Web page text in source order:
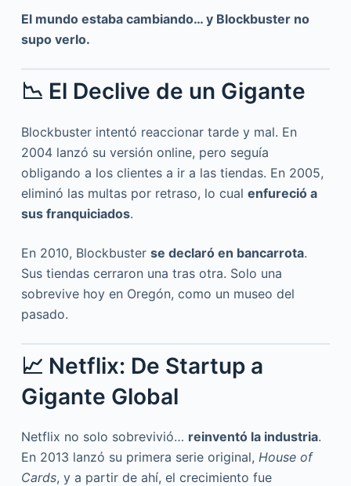
El mundo estaba cambiando… y Blockbuster no
supo verlo.
📉 El Declive de un Gigante
Blockbuster intentó reaccionar tarde y mal. En
2004 lanzó su versión online, pero seguía
obligando a los clientes a ir a las tiendas. En 2005,
eliminó las multas por retraso, lo cual enfureció a
sus franquiciados.
En 2010, Blockbuster se declaró en bancarrota.
Sus tiendas cerraron una tras otra. Solo una
sobrevive hoy en Oregón, como un museo del
pasado.
📈 Netflix: De Startup a
Gigante Global
Netflix no solo sobrevivió… reinventó la industria.
En 2013 lanzó su primera serie original, House of
Cards, y a partir de ahí, el crecimiento fue